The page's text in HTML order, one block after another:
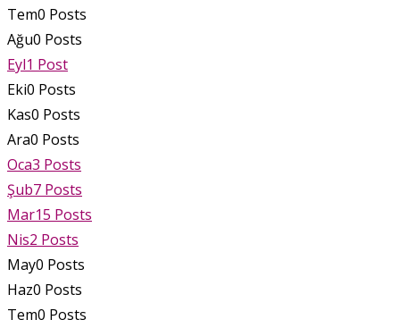
Tem0 Posts
Ağu0 Posts
Eyl1 Post
Eki0 Posts
Kas0 Posts
Ara0 Posts
Oca3 Posts
Şub7 Posts
Mar15 Posts
Nis2 Posts
May0 Posts
Haz0 Posts
Tem0 Posts